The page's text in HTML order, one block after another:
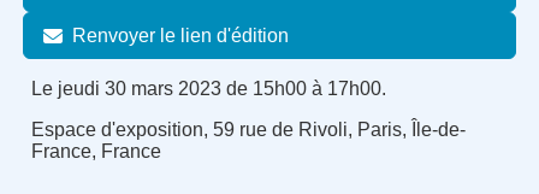
Renvoyer le lien d'édition
Le jeudi 30 mars 2023 de 15h00 à 17h00.
Espace d'exposition, 59 rue de Rivoli, Paris, Île-de-
France, France